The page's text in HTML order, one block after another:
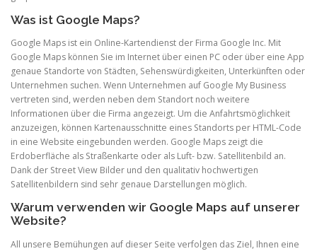
Was ist Google Maps?
Google Maps ist ein Online-Kartendienst der Firma Google Inc. Mit
Google Maps können Sie im Internet über einen PC oder über eine App
genaue Standorte von Städten, Sehenswürdigkeiten, Unterkünften oder
Unternehmen suchen. Wenn Unternehmen auf Google My Business
vertreten sind, werden neben dem Standort noch weitere
Informationen über die Firma angezeigt. Um die Anfahrtsmöglichkeit
anzuzeigen, können Kartenausschnitte eines Standorts per HTML-Code
in eine Website eingebunden werden. Google Maps zeigt die
Erdoberfläche als Straßenkarte oder als Luft- bzw. Satellitenbild an.
Dank der Street View Bilder und den qualitativ hochwertigen
Satellitenbildern sind sehr genaue Darstellungen möglich.
Warum verwenden wir Google Maps auf unserer
Website?
All unsere Bemühungen auf dieser Seite verfolgen das Ziel, Ihnen eine